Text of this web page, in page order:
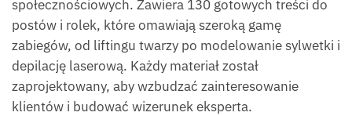
społecznościowych. Zawiera 130 gotowych treści do
postów i rolek, które omawiają szeroką gamę
zabiegów, od liftingu twarzy po modelowanie sylwetki i
depilację laserową. Każdy materiał został
zaprojektowany, aby wzbudzać zainteresowanie
klientów i budować wizerunek eksperta.